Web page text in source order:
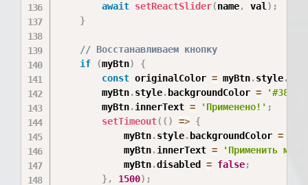
await setReactSlider(name, val ) ;
}
// Восстанавливаем кнопку
if
(myBtn)
{
const originalColor = myBtn.style.
        myBtn
.style. backgroundColor =
        myBtn
.innerText = 'Применено!' ;
setTimeout( ( ) => {
            myBtn
.style. backgroundColor =
            myBtn
.innerText =
'Применить мой
            myBtn
.disabled = false;
} , 1500) ;